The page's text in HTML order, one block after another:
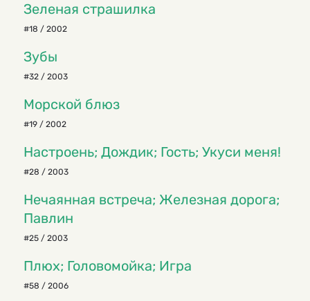
Зеленая страшилка
#18 / 2002
Зубы
#32 / 2003
Морской блюз
#19 / 2002
Настроень; Дождик; Гость; Укуси меня!
#28 / 2003
Нечаянная встреча; Железная дорога;
Павлин
#25 / 2003
Плюх; Головомойка; Игра
#58 / 2006